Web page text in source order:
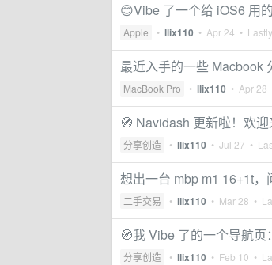
😊Vibe 了一个给 iOS6 用
Apple • llix110 • Apr 24 •
最近入手的一些 Macbook
MacBook Pro • llix110 • Apr 28
🧭 Navidash 更新啦！欢迎
分享创造 • llix110 • Jul 27 •
想出一台 mbp m1 16+1t，
二手交易 • llix110 • Mar 28 •
🧭我 Vibe 了的一个导航
分享创造 • llix110 • Feb 10 •